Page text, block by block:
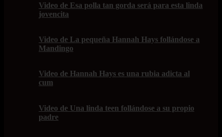
Video de Esa polla tan gorda será para esta linda
jovencita
Video de La pequeña Hannah Hays follándose a
Mandingo
Video de Hannah Hays es una rubia adicta al
cum
Video de Una linda teen follándose a su propio
padre